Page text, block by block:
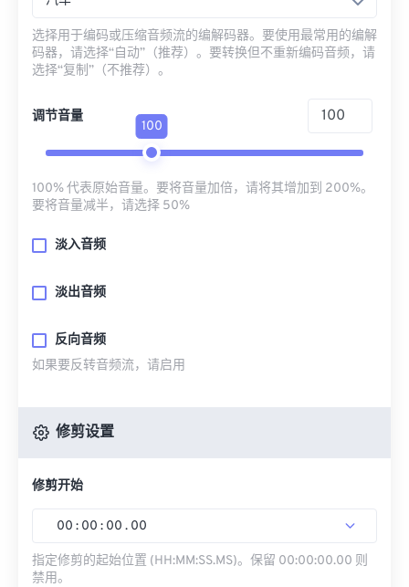
选择用于编码或压缩音频流的编解码器。要使用最常用的编解
码器，请选择“自动”（推荐）。要转换但不重新编码音频，请
选择“复制”（不推荐）。
调节音量
100
100% 代表原始音量。要将音量加倍，请将其增加到 200%。
要将音量减半，请选择 50%
淡入音频
淡出音频
反向音频
如果要反转音频流，请启用
修剪设置
修剪开始
00 : 00 : 00 . 00
指定修剪的起始位置 (HH:MM:SS.MS)。保留 00:00:00.00 则
禁用。